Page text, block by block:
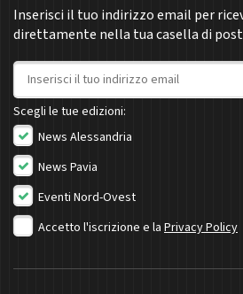
Inserisci il tuo indirizzo email per
direttamente nella tua casella di
Indirizzo email
Scegli le tue edizioni:
News Alessandria
News Pavia
Eventi Nord-Ovest
Accetto l'iscrizione e la Privacy Policy